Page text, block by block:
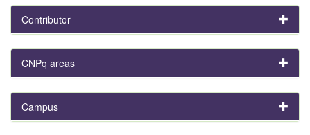
Contributor
CNPq areas
Campus